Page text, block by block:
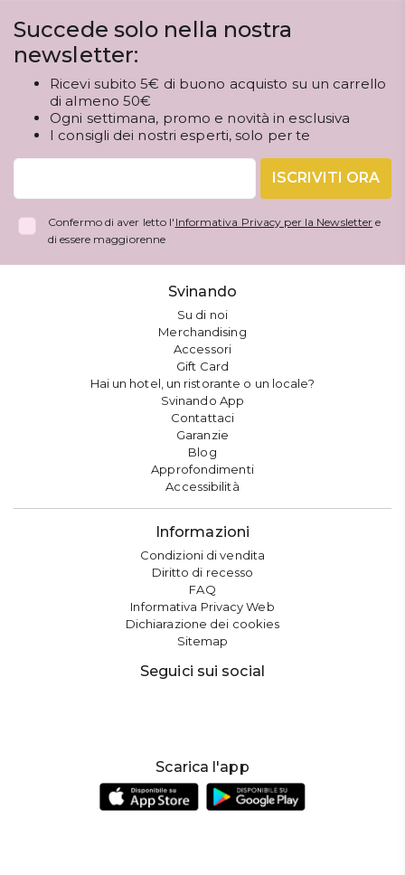
Succede solo nella nostra
newsletter:
Ricevi subito 5€ di buono acquisto su un carrello
di almeno 50€
Ogni settimana, promo e novità in esclusiva
I consigli dei nostri esperti, solo per te
ISCRIVITI ORA
Confermo di aver letto l' Informativa Privacy per la Newsletter e
di essere maggiorenne
Svinando
Su di noi
Merchandising
Accessori
Gift Card
Hai un hotel, un ristorante o un locale?
Svinando App
Contattaci
Garanzie
Blog
Approfondimenti
Accessibilità
Informazioni
Condizioni di vendita
Diritto di recesso
FAQ
Informativa Privacy Web
Dichiarazione dei cookies
Sitemap
Seguici sui social
Scarica l'app